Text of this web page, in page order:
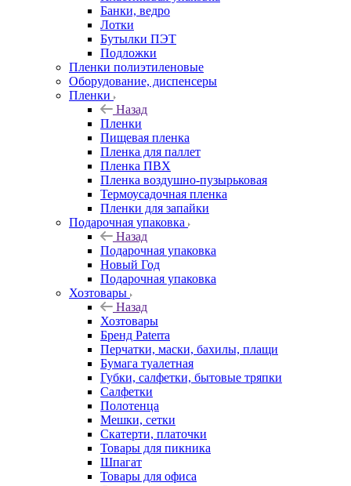
Банки, ведро
Лотки
Бутылки ПЭТ
Подложки
Пленки полиэтиленовые
Оборудование, диспенсеры
Пленки
Назад
Пленки
Пищевая пленка
Пленка для паллет
Пленка ПВХ
Пленка воздушно-пузырьковая
Термоусадочная пленка
Пленки для запайки
Подарочная упаковка
Назад
Подарочная упаковка
Новый Год
Подарочная упаковка
Хозтовары
Назад
Хозтовары
Бренд Paterra
Перчатки, маски, бахилы, плащи
Бумага туалетная
Губки, салфетки, бытовые тряпки
Салфетки
Полотенца
Мешки, сетки
Скатерти, платочки
Товары для пикника
Шпагат
Товары для офиса